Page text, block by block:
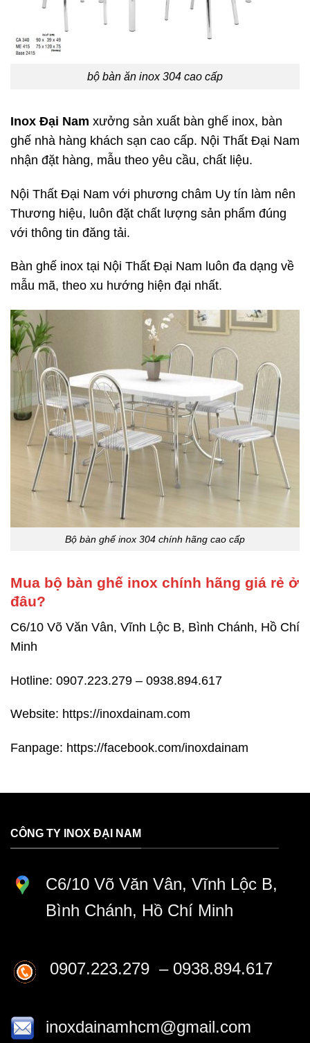
bộ bàn ăn inox 304 cao cấp
Inox Đại Nam xưởng sản xuất bàn ghế inox, bàn
ghế nhà hàng khách sạn cao cấp. Nội Thất Đại Nam
nhận đặt hàng, mẫu theo yêu cầu, chất liệu.
Nội Thất Đại Nam với phương châm Uy tín làm nên
Thương hiệu, luôn đặt chất lượng sản phẩm đúng
với thông tin đăng tải.
Bàn ghế inox tại Nội Thất Đại Nam luôn đa dạng về
mẫu mã, theo xu hướng hiện đại nhất.
Bộ bàn ghế inox 304 chính hãng cao cấp
Mua bộ bàn ghế inox chính hãng giá rẻ ở
đâu?
C6/10 Võ Văn Vân, Vĩnh Lộc B, Bình Chánh, Hồ Chí
Minh
Hotline: 0907.223.279 – 0938.894.617
Website: https://inoxdainam.com
Fanpage: https://facebook.com/inoxdainam
CÔNG TY INOX ĐẠI NAM
C6/10 Võ Văn Vân, Vĩnh Lộc B,
Bình Chánh, Hồ Chí Minh
0907.223.279 – 0938.894.617
inoxdainamhcm@gmail.com